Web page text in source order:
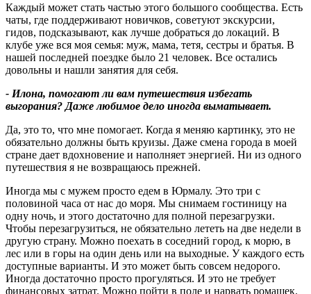
Каждый может стать частью этого большого сообщества. Есть
чаты, где поддерживают новичков, советуют экскурсии,
гидов, подсказывают, как лучше добраться до локаций. В
клубе уже вся моя семья: муж, мама, тетя, сестры и братья. В
нашей последней поездке было 21 человек. Все остались
довольны и нашли занятия для себя.
- Илона, помогают ли вам путешествия избегать
выгорания? Даже любимое дело иногда выматывает.
Да, это то, что мне помогает. Когда я меняю картинку, это не
обязательно должны быть круизы. Даже смена города в моей
стране дает вдохновение и наполняет энергией. Ни из одного
путешествия я не возвращаюсь прежней.
Иногда мы с мужем просто едем в Юрмалу. Это три с
половиной часа от нас до моря. Мы снимаем гостиницу на
одну ночь, и этого достаточно для полной перезагрузки.
Чтобы перезагрузиться, не обязательно лететь на две недели в
другую страну. Можно поехать в соседний город, к морю, в
лес или в горы на один день или на выходные. У каждого есть
доступные варианты. И это может быть совсем недорого.
Иногда достаточно просто прогуляться. И это не требует
финансовых затрат. Можно пойти в поле и нарвать ромашек.